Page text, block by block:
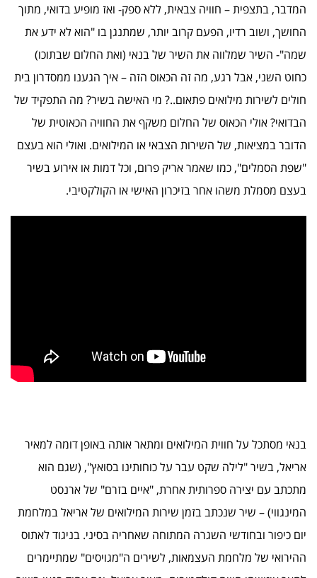
המדבר, בתצפית – חוויה צבאית, ללא ספק- ואז מופיע בדואי, מתוך
החושך, ושוב רדיו, הפעם קרוב יותר, שמתנגן בו "הוא לא ידע את
שמה"- השיר שמלווה את השיר של בנאי (ואת החלום שבתוכו)
כחוט השני, אבל רגע, מה זה הכאוס הזה – איך הגענו ממסדרון בית
חולים לשירות מילואים פתאום..? מי האישה בשיר? מה התפקיד של
הבדואי? אולי הכאוס של החלום משקף את החוויה הכאוטית של
הדובר במציאות, של השירות הצבאי או המילואים. ואולי הוא בעצם
"שפת הסמלים", כמו שאמר אריק פרום, וכל דמות או אירוע בשיר
בעצם מסמלת משהו אחר בזיכרון האישי או הקולקטיבי.
בנאי מסתכל על חווית המילואים ומתאר אותה באופן דומה למאיר
אריאל, בשיר "לילה שקט עבר על כוחותינו בסואץ", (שגם הוא
מתכתב עם יצירה ספרותית אחרת, "איים בזרם" של ארנסט
המינגווי) – שיר שנכתב בזמן שירות המילואים של אריאל במלחמת
יום כיפור ובחודשי השגרה המתוחה שאחריה בסיני. בניגוד לאתוס
ההירואי של מלחמת העצמאות, לשירים ה"מגויסים" שמתיימרים